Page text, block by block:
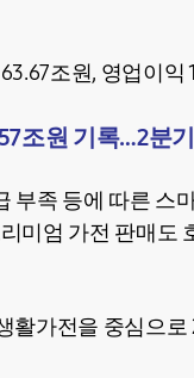
조원, 영업이
조원 기록…2분
부족 등에 따른 스
미엄 가전 판매도
활가전을 중심으